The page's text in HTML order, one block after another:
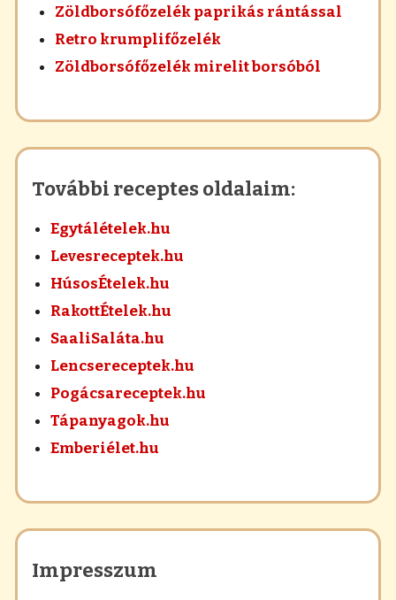
Zöldborsófőzelék paprikás rántással
Retro krumplifőzelék
Zöldborsófőzelék mirelit borsóból
További receptes oldalaim:
Egytálételek.hu
Levesreceptek.hu
HúsosÉtelek.hu
RakottÉtelek.hu
SaaliSaláta.hu
Lencsereceptek.hu
Pogácsareceptek.hu
Tápanyagok.hu
Emberiélet.hu
Impresszum